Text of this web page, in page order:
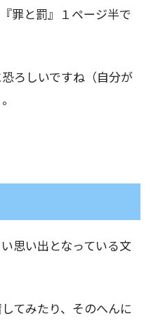
罪と罰』１ページ半で
ろしいですね（自分が
思い出となっている文
てみたり、そのへんに